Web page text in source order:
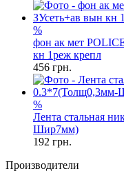
%
фон ак мет
кн 1реж крепл
456 грн.
%
Лента стальная
Шир7мм)
192 грн.
Производители